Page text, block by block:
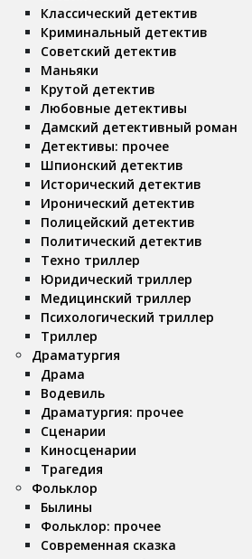
Классический детектив
Криминальный детектив
Советский детектив
Маньяки
Крутой детектив
Любовные детективы
Дамский детективный роман
Детективы: прочее
Шпионский детектив
Исторический детектив
Иронический детектив
Полицейский детектив
Политический детектив
Техно триллер
Юридический триллер
Медицинский триллер
Психологический триллер
Триллер
Драматургия
Драма
Водевиль
Драматургия: прочее
Сценарии
Киносценарии
Трагедия
Фольклор
Былины
Фольклор: прочее
Современная сказка